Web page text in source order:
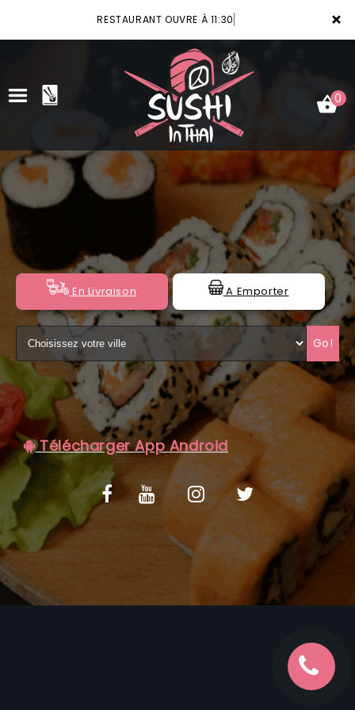
×
RESTAURANT OUVRE À 11:30
ACCUEIL
VOTRE COMPTE
NOTRE RESTAURANT
VOS AVIS
MENTIONS LÉGALES
C.G.V
0
En Livraison A Emporter
Go!
Télécharger App Android